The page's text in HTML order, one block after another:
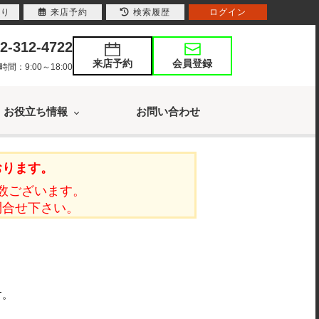
312-4722
間：9:00～18:00 来店予約 会員登録
お役立ち情報 お問い合わせ
ます。
ざいます。
せ下さい。
来店予約 検索履歴 ログイン